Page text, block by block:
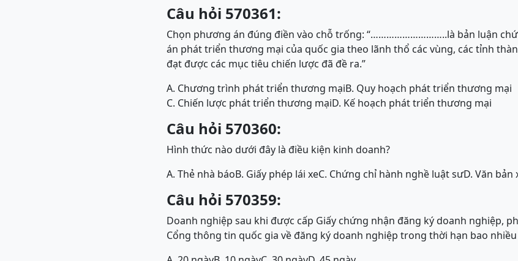
Câu hỏi 570361:
Chọn phương án đúng điền vào chỗ trống: “………………………..là bản luận
án phát triển thương mại của quốc gia theo lãnh thổ các vùng, các tỉnh
đạt được các mục tiêu chiến lược đã đề ra.”
A. Chương trình phát triển thương mạiB. Quy hoạch phát triển thương mại
C. Chiến lược phát triển thương mạiD. Kế hoạch phát triển thương mại
Câu hỏi 570360:
Hình thức nào dưới đây là điều kiện kinh doanh?
A. Thẻ nhà báoB. Giấy phép lái xeC. Chứng chỉ hành nghề luật sưD. Văn bản
Câu hỏi 570359:
Doanh nghiệp sau khi được cấp Giấy chứng nhận đăng ký doanh nghiệp,
Cổng thông tin quốc gia về đăng ký doanh nghiệp trong thời hạn bao nhiều